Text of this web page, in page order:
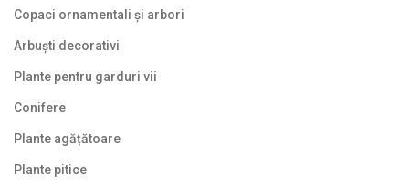
Lavoare
Mobilier de grădină
Noutăți
Plante agățătoare
Copaci ornamentali și arbori
Arbuști decorativi
Plante pentru garduri vii
Conifere
Plante agățătoare
Plante pitice